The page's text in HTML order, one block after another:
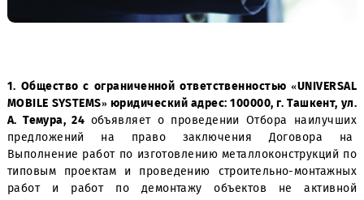
1. Общество с ограниченной ответственностью
MOBILE SYSTEMS» юридический адрес: 100000, г.
А. Темура, 24объявляет о проведении Отбора
предложений на право заключения